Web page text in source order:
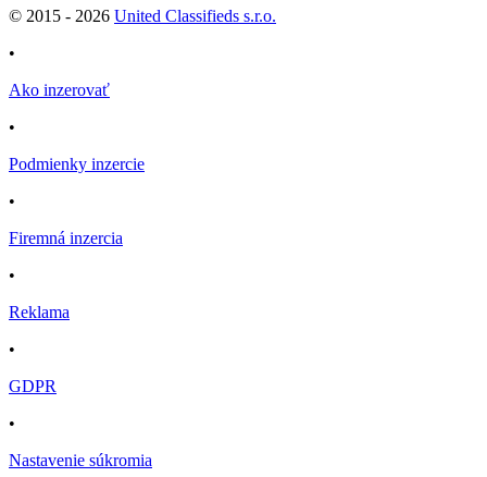
© 2015 - 2026 United Classifieds s.r.o.
•
Ako inzerovať
•
Podmienky inzercie
•
Firemná inzercia
•
Reklama
•
GDPR
•
Nastavenie súkromia